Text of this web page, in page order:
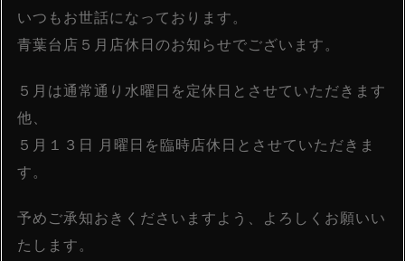
いつもお世話になっております。
青葉台店５月店休日のお知らせでございます。
５月は通常通り水曜日を定休日とさせていただきます
他、
５月１３日 月曜日を臨時店休日とさせていただきま
す。
予めご承知おきくださいますよう、よろしくお願いい
たします。